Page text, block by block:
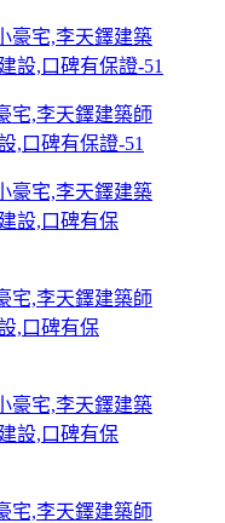
宅,李天鐸建築師
,口碑有保證-51
宅,李天鐸建築師
,口碑有保
宅,李天鐸建築師